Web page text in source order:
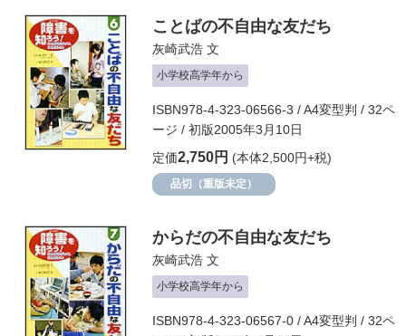
ことばの不自由な友だち
灰崎武浩 文
小学校高学年から
ISBN978-4-323-06566-3 / A4変型判 / 32ペ
ージ / 初版2005年3月10日
定価2,750円 (本体2,500円+税)
品切（重版未定）
からだの不自由な友だち
灰崎武浩 文
小学校高学年から
ISBN978-4-323-06567-0 / A4変型判 / 32ペ